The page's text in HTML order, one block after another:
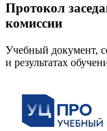
Протокол
комиссии
Учебный документ,
и результатах